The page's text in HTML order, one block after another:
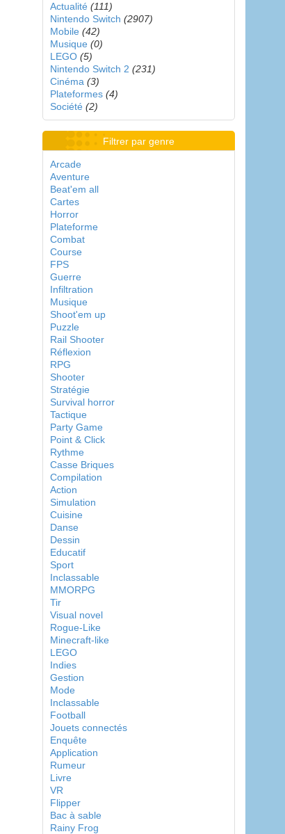
Actualité (111)
Nintendo Switch (2907)
Mobile (42)
Musique (0)
LEGO (5)
Nintendo Switch 2 (231)
Cinéma (3)
Plateformes (4)
Société (2)
Filtrer par genre
Arcade
Aventure
Beat'em all
Cartes
Horror
Plateforme
Combat
Course
FPS
Guerre
Infiltration
Musique
Shoot'em up
Puzzle
Rail Shooter
Réflexion
RPG
Shooter
Stratégie
Survival horror
Tactique
Party Game
Point & Click
Rythme
Casse Briques
Compilation
Action
Simulation
Cuisine
Danse
Dessin
Educatif
Sport
Inclassable
MMORPG
Tir
Visual novel
Rogue-Like
Minecraft-like
LEGO
Indies
Gestion
Mode
Inclassable
Football
Jouets connectés
Enquête
Application
Rumeur
Livre
VR
Flipper
Bac à sable
Rainy Frog